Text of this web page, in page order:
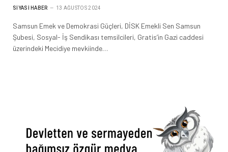
SIYASI HABER 13 AĞUSTOS 2024
Samsun Emek ve Demokrasi Güçleri, DİSK Emekli Sen Samsun
Şubesi, Sosyal- İş Sendikası temsilcileri, Gratis’in Gazi caddesi
üzerindeki Mecidiye mevkiinde…